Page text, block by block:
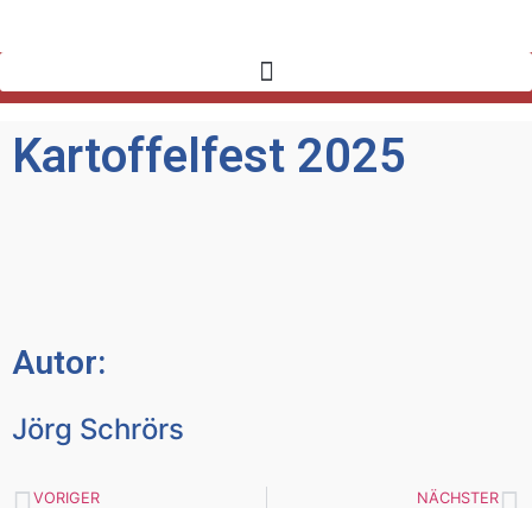
Kartoffelfest 2025
Autor:
Jörg Schrörs
VORIGER NÄCHSTER